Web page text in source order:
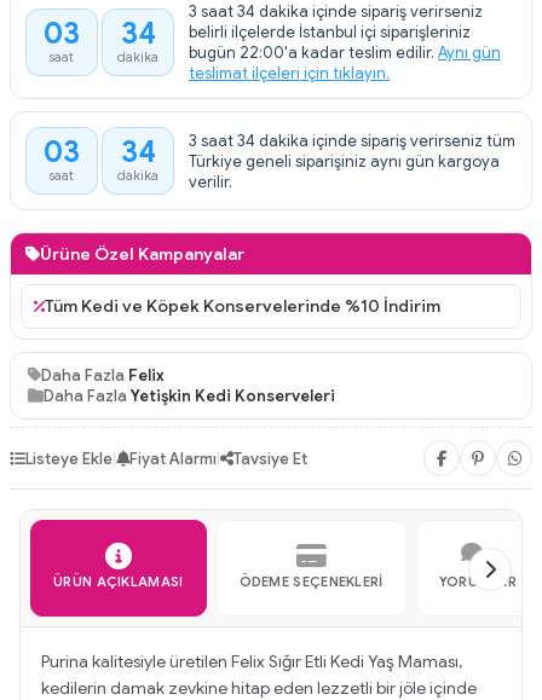
03
saat
34
dakika
3 saat 34 dakika içinde sipariş verirseniz
belirli ilçelerde İstanbul içi siparişleriniz
bugün 22:00'a kadar teslim edilir. Aynı gün
teslimat ilçeleri için tıklayın.
03
saat
34
dakika
3 saat 34 dakika içinde sipariş verirseniz tüm
Türkiye geneli siparişiniz aynı gün kargoya
verilir.
Ürüne Özel Kampanyalar
Tüm Kedi ve Köpek Konservelerinde %10 İndirim
Daha Fazla Felix
Daha Fazla Yetişkin Kedi Konserveleri
Listeye Ekle| Fiyat Alarmı| Tavsiye Et
ÜRÜN AÇIKLAMASI ÖDEME SEÇENEKLERI YORUMLAR
Purina kalitesiyle üretilen Felix Sığır Etli Kedi Yaş Maması,
kedilerin damak zevkine hitap eden lezzetli bir jöle içinde